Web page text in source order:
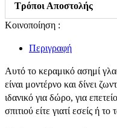
Τρόποι Αποστολής
Κοινοποίηση :
Περιγραφή
Αυτό το κεραμικό ασημί
είναι μοντέρνο και δίνει
ιδανικό για δώρο, για
σπιτιού είτε γιατί εσείς ή